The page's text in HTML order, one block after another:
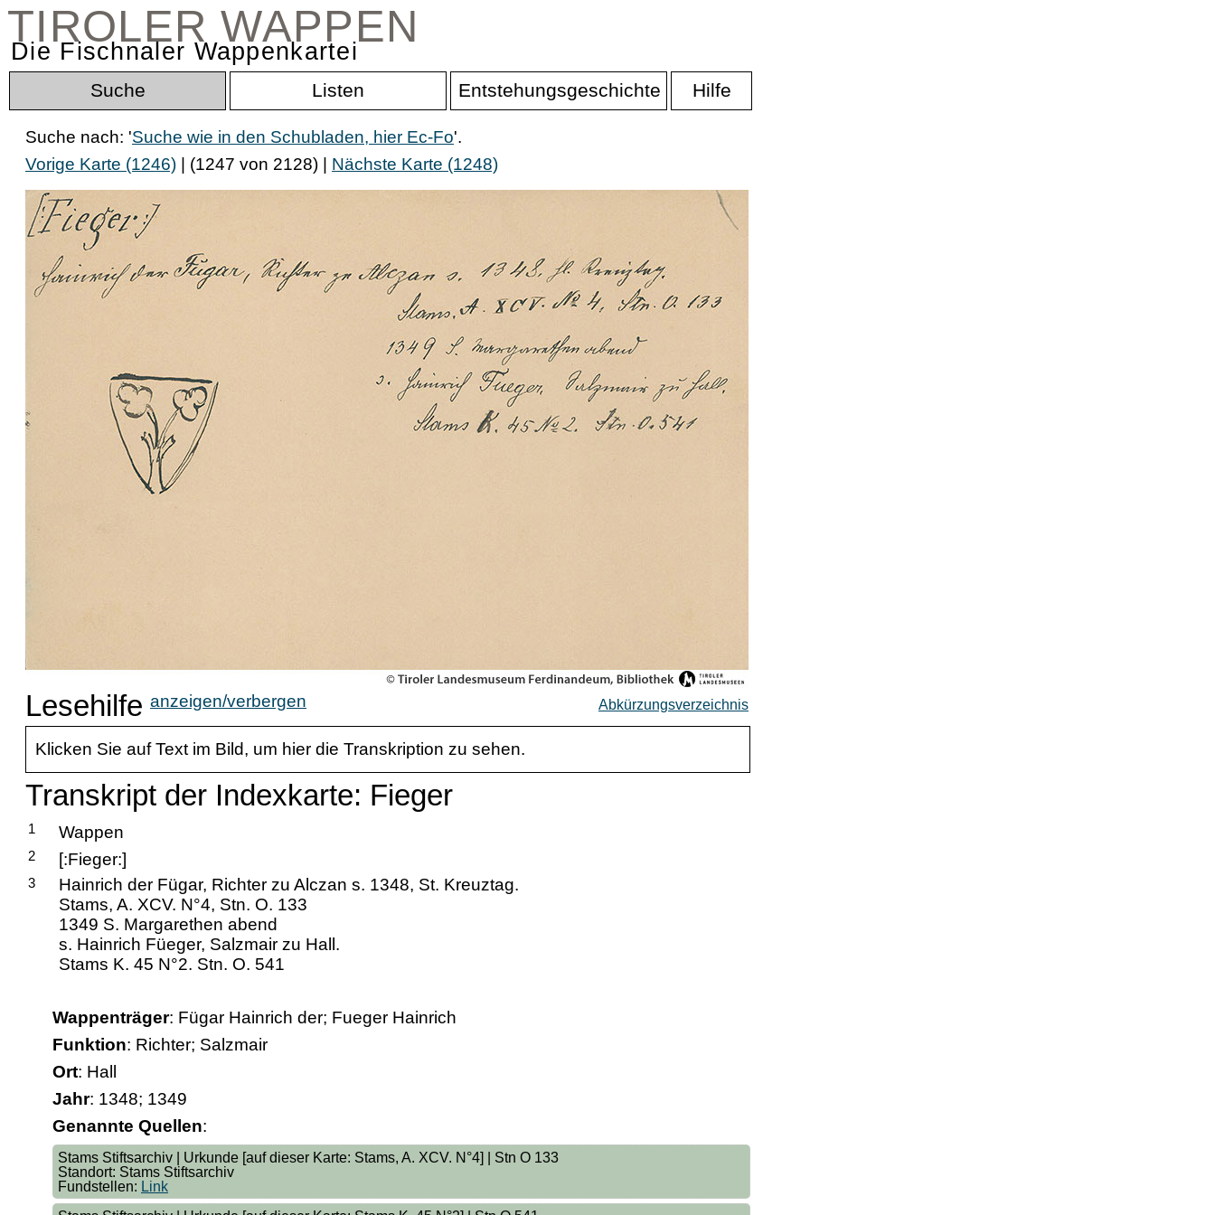
TIROLER WAPPEN
Die Fischnaler Wappenkartei
Suche Listen Entstehungsgeschichte Hilfe
Suche nach: 'Suche wie in den Schubladen, hier Ec-Fo'.
Vorige Karte (1246) | (1247 von 2128) | Nächste Karte (1248)
Lesehilfe anzeigen/verbergen Abkürzungsverzeichnis
Klicken Sie auf Text im Bild, um hier die Transkription zu sehen.
Transkript der Indexkarte: Fieger
1 Wappen
2 [:Fieger:]
3
Hainrich der Fügar, Richter zu Alczan s. 1348, St. Kreuztag.
Stams, A. XCV. N°4, Stn. O. 133
1349 S. Margarethen abend
s. Hainrich Füeger, Salzmair zu Hall.
Stams K. 45 N°2. Stn. O. 541
Wappenträger: Fügar Hainrich der; Fueger Hainrich
Funktion: Richter; Salzmair
Ort: Hall
Jahr: 1348; 1349
Genannte Quellen:
Stams Stiftsarchiv | Urkunde [auf dieser Karte: Stams, A. XCV. N°4] | Stn O 133
Standort: Stams Stiftsarchiv
Fundstellen: Link